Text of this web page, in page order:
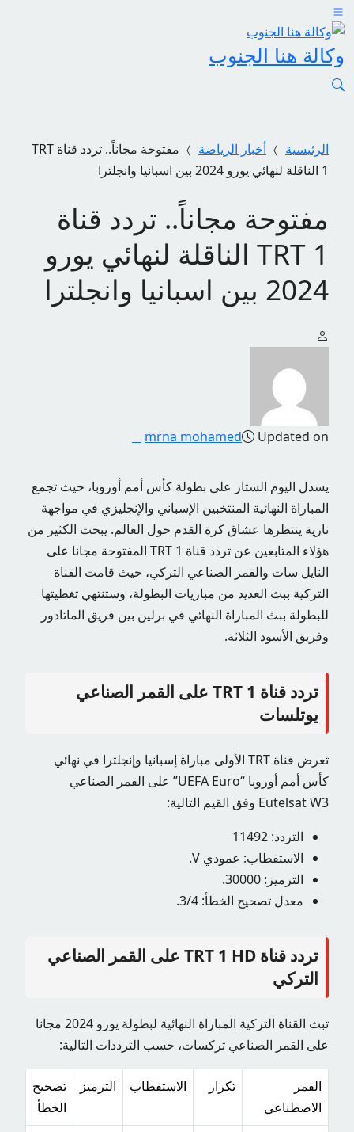
وكالة هنا الجنوب
الرئيسية أخبار الرياضة
مفتوحة مجاناً.. تردد قناة TRT
1 الناقلة لنهائي يورو 2024 بين اسبانيا وانجلترا
مفتوحة مجاناً.. تردد قناة
TRT 1 الناقلة لنهائي يورو
2024 بين اسبانيا وانجلترا
mrna mohamed Updated on
يسدل اليوم الستار على بطولة كأس أمم أوروبا، حيث تجمع
المباراة النهائية المنتخبين الإسباني والإنجليزي في مواجهة
نارية ينتظرها عشاق كرة القدم حول العالم. يبحث الكثير من
هؤلاء المتابعين عن تردد قناة TRT 1 المفتوحة مجانا على
النايل سات والقمر الصناعي التركي، حيث قامت القناة
التركية ببث العديد من مباريات البطولة، وستنتهي تغطيتها
للبطولة ببث المباراة النهائي في برلين بين فريق الماتادور
وفريق الأسود الثلاثة.
تردد قناة TRT 1 على القمر الصناعي
يوتلسات
تعرض قناة TRT الأولى مباراة إسبانيا وإنجلترا في نهائي
كأس أمم أوروبا “UEFA Euro” على القمر الصناعي
Eutelsat W3 وفق القيم التالية:
التردد: 11492
الاستقطاب: عمودي V.
الترميز: 30000.
معدل تصحيح الخطأ: 3/4.
تردد قناة TRT 1 HD على القمر الصناعي
التركي
تبث القناة التركية المباراة النهائية لبطولة يورو 2024 مجانا
على القمر الصناعي تركسات، حسب الترددات التالية:
القمر
الاصطناعي
تكرار الاستقطاب الترميز
تصحيح
الخطأ